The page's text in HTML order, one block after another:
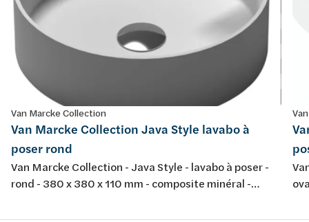
Van Marcke Collection
Van Marcke Collection Java Style lavabo à
poser rond
Van Marcke Collection - Java Style - lavabo à poser -
rond - 380 x 380 x 110 mm - composite minéral -